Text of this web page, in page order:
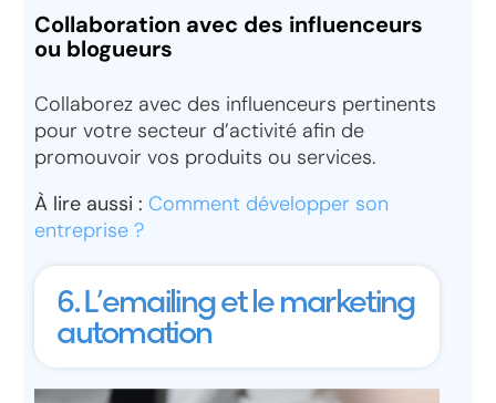
Collaboration avec des influenceurs
ou blogueurs
Collaborez avec des influenceurs pertinents
pour votre secteur d’activité afin de
promouvoir vos produits ou services.
À lire aussi : Comment développer son
entreprise ?
6. L’emailing et le marketing
automation